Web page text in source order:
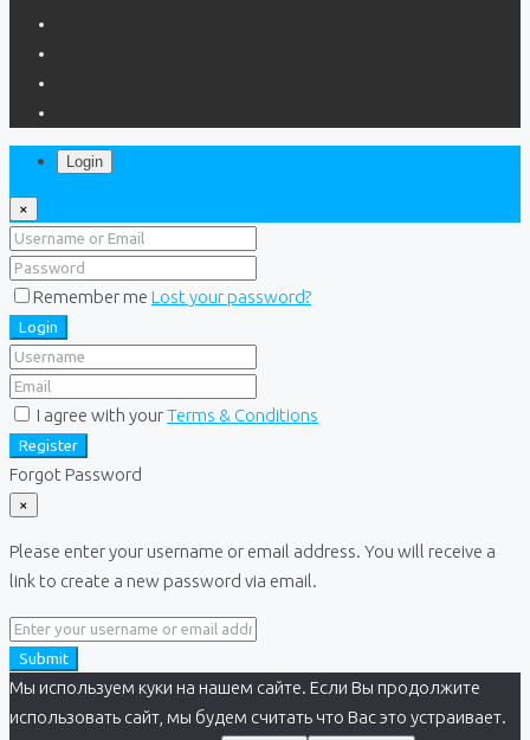
Login
×
Remember me Lost your password?
Login
I agree with yourTerms & Conditions
Register
Forgot Password
×
Please enter your username or email address. You will receive a
link to create a new password via email.
Submit
Мы используем куки на нашем сайте. Если Вы продолжите
использовать сайт, мы будем считать что Вас это устраивает.